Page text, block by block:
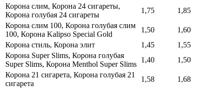
Корона слим, Корона 24 сигареты,
Корона голубая 24 сигареты
1,75
1,85
Корона слим 100, Корона голубая слим
100, Корона Kalipso Special Gold
1,50
1,60
Корона стиль, Корона элит
1,45
1,55
Корона Super Slims, Корона голубая
Super Slims, Корона Menthol Super Slims
1,40
1,50
Корона 21 сигарета, Корона голубая 21
сигарета
1,58
1,68